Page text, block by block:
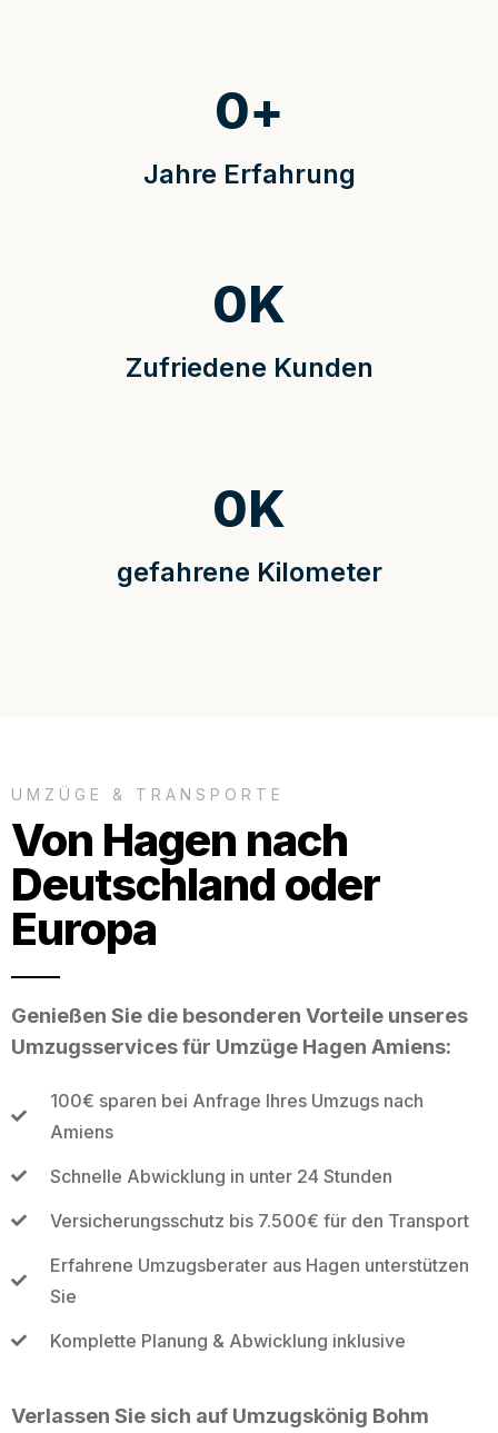
Jahre Erfahrung
0+
Zufriedene Kunden
0K
gefahrene Kilometer
0K
UMZÜGE & TRANSPORTE
Von Hagen nach
Deutschland oder
Europa
Genießen Sie die besonderen Vorteile unseres
Umzugsservices für Umzüge Hagen Amiens:
100€ sparen bei Anfrage Ihres Umzugs nach
Amiens
Schnelle Abwicklung in unter 24 Stunden
Versicherungsschutz bis 7.500€ für den Transport
Erfahrene Umzugsberater aus Hagen unterstützen
Sie
Komplette Planung & Abwicklung inklusive
Verlassen Sie sich auf Umzugskönig Bohm